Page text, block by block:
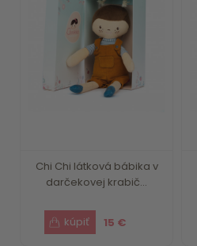
Chi Chi látková bábika v
darčekovej krabič...
15 €